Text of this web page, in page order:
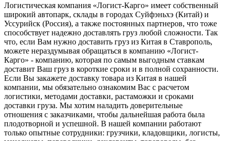
Логистическая компания «Логист-Карго» имеет собственный
широкий автопарк, склады в городах Суйфэньхэ (Китай) и
Уссурийск (Россия), а также постоянных партнеров, что тоже
способствует надежно доставлять груз любой сложности. Так
что, если Вам нужно доставить груз из Китая в Ставрополь,
можете нераздумывая обращаться в компанию «Логист-
Карго» - компанию, которая по самым выгодным ставкам
доставит Ваш груз в короткие сроки и в полной сохранности.
Если Вы закажете доставку товара из Китая в нашей
компании, мы обязательно ознакомим Вас с расчетом
логистики, методами доставки, растаможки и сроками
доставки груза. Мы хотим наладить доверительные
отношения с заказчиками, чтобы дальнейшая работа была
плодотворной и успешной. В нашей компании работают
только опытные сотрудники: грузчики, кладовщики, логисты,